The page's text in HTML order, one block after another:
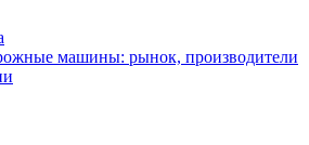
машины: рынок, производители